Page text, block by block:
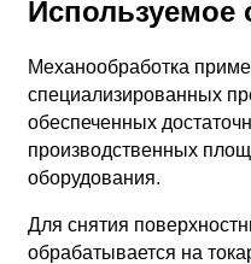
Используемое
Механообработка
специализированных
обеспеченных
производственных
оборудования.
Для снятия
обрабатывается на